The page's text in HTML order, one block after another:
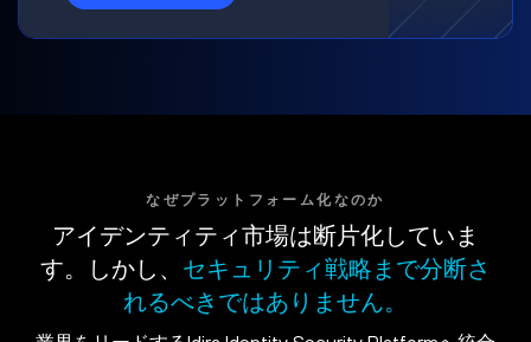
なぜプラットフォーム化なのか
アイデンティティ市場は断片化していま
す。しかし、 セキュリティ戦略まで分断さ
れるべきではありません。